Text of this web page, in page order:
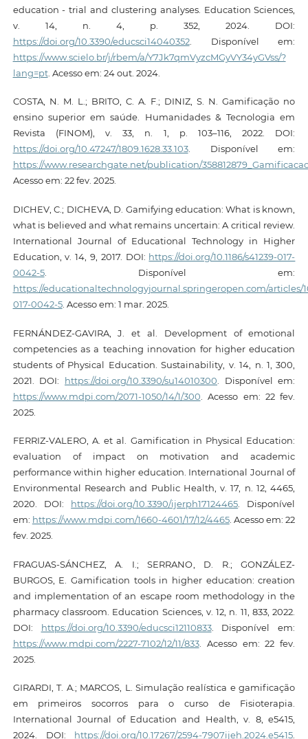
education - trial and clustering analyses. Education Sciences,
v. 14, n. 4, p. 352, 2024. DOI:
https://doi.org/10.3390/educsci14040352. Disponível em:
https://www.scielo.br/j/rbem/a/Y7Jk7qmVyzcMGyVY34yGVss/?
lang=pt. Acesso em: 24 out. 2024.
COSTA, N. M. L.; BRITO, C. A. F.; DINIZ, S. N. Gamificação no
ensino superior em saúde. Humanidades & Tecnologia em
Revista (FINOM), v. 33, n. 1, p. 103–116, 2022. DOI:
https://doi.org/10.47247/1809.1628.33.103. Disponível em:
https://www.researchgate.net/publication/
Acesso em: 22 fev. 2025.
DICHEV, C.; DICHEVA, D. Gamifying education: What is known,
what is believed and what remains uncertain: A critical review.
International Journal of Educational Technology in Higher
Education, v. 14, 9, 2017. DOI: https://doi.org/10.1186/s41239-017-
0042-5. Disponível em:
https://educationaltechnologyjournal.springeropen.com/articles/
017-0042-5. Acesso em: 1 mar. 2025.
FERNÁNDEZ-GAVIRA, J. et al. Development of emotional
competencies as a teaching innovation for higher education
students of Physical Education. Sustainability, v. 14, n. 1, 300,
2021. DOI: https://doi.org/10.3390/su14010300 . Disponível em:
https://www.mdpi.com/2071-1050/14/1/300 . Acesso em: 22 fev.
2025.
FERRIZ-VALERO, A. et al. Gamification in Physical Education:
evaluation of impact on motivation and academic
performance within higher education. International Journal of
Environmental Research and Public Health, v. 17, n. 12, 4465,
2020. DOI: https://doi.org/10.3390/ijerph17124465 . Disponível
em: https://www.mdpi.com/1660-4601/17/12/4465. Acesso em: 22
fev. 2025.
FRAGUAS-SÁNCHEZ, A. I.; SERRANO, D. R.; GONZÁLEZ-
BURGOS, E. Gamification tools in higher education: creation
and implementation of an escape room methodology in the
pharmacy classroom. Education Sciences, v. 12, n. 11, 833, 2022.
DOI: https://doi.org/10.3390/educsci12110833. Disponível em:
https://www.mdpi.com/2227-7102/12/11/833. Acesso em: 22 fev.
2025.
GIRARDI, T. A.; MARCOS, L. Simulação realística e gamificação
em primeiros socorros para o curso de Fisioterapia.
International Journal of Education and Health, v. 8, e5415,
2024. DOI: https://doi.org/10.17267/2594-7907ijeh.2024.e5415.